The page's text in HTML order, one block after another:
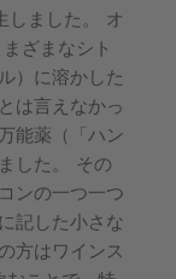
しました。 オ
ざまなシト
）に溶かした
は言えなかっ
能薬（「ハン
した。 その
ンの一つ一つ
記した小さな
方はワインス